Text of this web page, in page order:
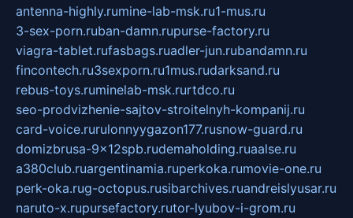
antenna-highly.rumine-lab-msk.ru1-mus.ru
3-sex-porn.ruban-damn.rupurse-factory.ru
viagra-tablet.rufasbags.ruadler-jun.rubandamn.ru
fincontech.ru3sexporn.ru1mus.rudarksand.ru
rebus-toys.ruminelab-msk.rurtdco.ru
seo-prodvizhenie-sajtov-stroitelnyh-kompanij.ru
card-voice.rurulonnyygazon177.rusnow-guard.ru
domizbrusa-9x12spb.rudemaholding.ruaalse.ru
a380club.ruargentinamia.ruperkoka.rumovie-one.ru
perk-oka.rug-octopus.rusibarchives.ruandreislyusar.ru
naruto-x.rupursefactory.rutor-lyubov-i-grom.ru